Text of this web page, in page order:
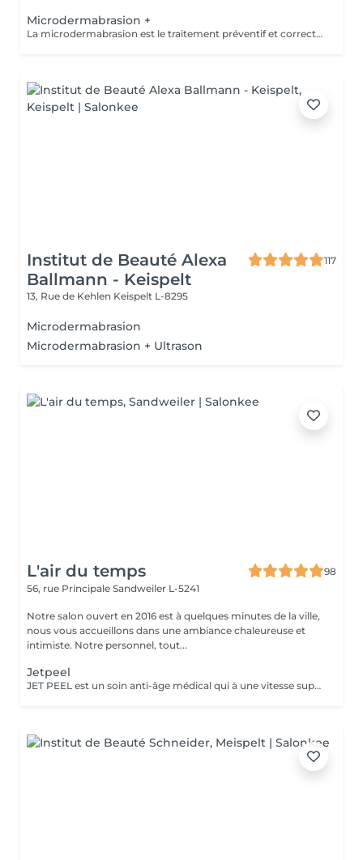
Microdermabrasion +
La microdermabrasion est le traitement préventif et correctif par excellence. Elle stimule la régénération cellulaire et la production de cellules jeunes. À l'aide soit d'un jet de microcristaux projetés sur la peau soit d'une tête diamantée, la microdermabrasion enlève toutes les cellules mortes. Dès le premier traitement, la peau est plus éclatante, plus douce et visiblement exfoliée.
Institut de Beauté Alexa
Ballmann - Keispelt
117
13, Rue de Kehlen Keispelt L-8295
Microdermabrasion
Microdermabrasion + Ultrason
L'air du temps
98
56, rue Principale Sandweiler L-5241
Notre salon ouvert en 2016 est à quelques minutes de la ville,
nous vous accueillons dans une ambiance chaleureuse et
intimiste. Notre personnel, tout...
Jetpeel
JET PEEL est un soin anti-âge médical qui à une vitesse supersonique et sans contact avec la peau fera pénétrer des principes actifs ciblés dans les couches profondes de la peau. Comblement, volumisation, hydratation profonde, oxygénation des tissus, atténuation de plis, rides Dès une séance on voit le résultat. RECOMMANDE EN CURE POUR UN RESULTAT OPTIMAL